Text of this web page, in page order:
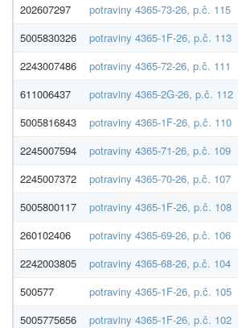
202607297
potraviny 4365-73-26, p.č. 115
5005830326
potraviny 4365-1F-26, p.č. 113
2243007486
potraviny 4365-72-26, p.č. 111
611006437
potraviny 4365-2G-26, p.č. 112
5005816843
potraviny 4365-1F-26, p.č. 110
2245007594
potraviny 4365-71-26, p.č. 109
2245007372
potraviny 4365-70-26, p.č. 107
5005800117
potraviny 4365-1F-26, p.č. 108
260102406
potraviny 4365-69-26, p.č. 106
2242003805
potraviny 4365-68-26, p.č. 104
500577
potraviny 4365-1F-26, p.č. 105
5005775656
potraviny 4365-1F-26, p.č. 102